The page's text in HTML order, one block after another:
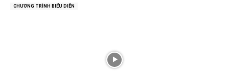
CHƯƠNG TRÌNH BIỂU DIỄN